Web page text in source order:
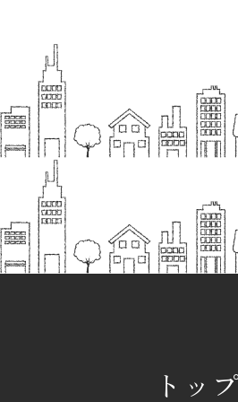
トップ